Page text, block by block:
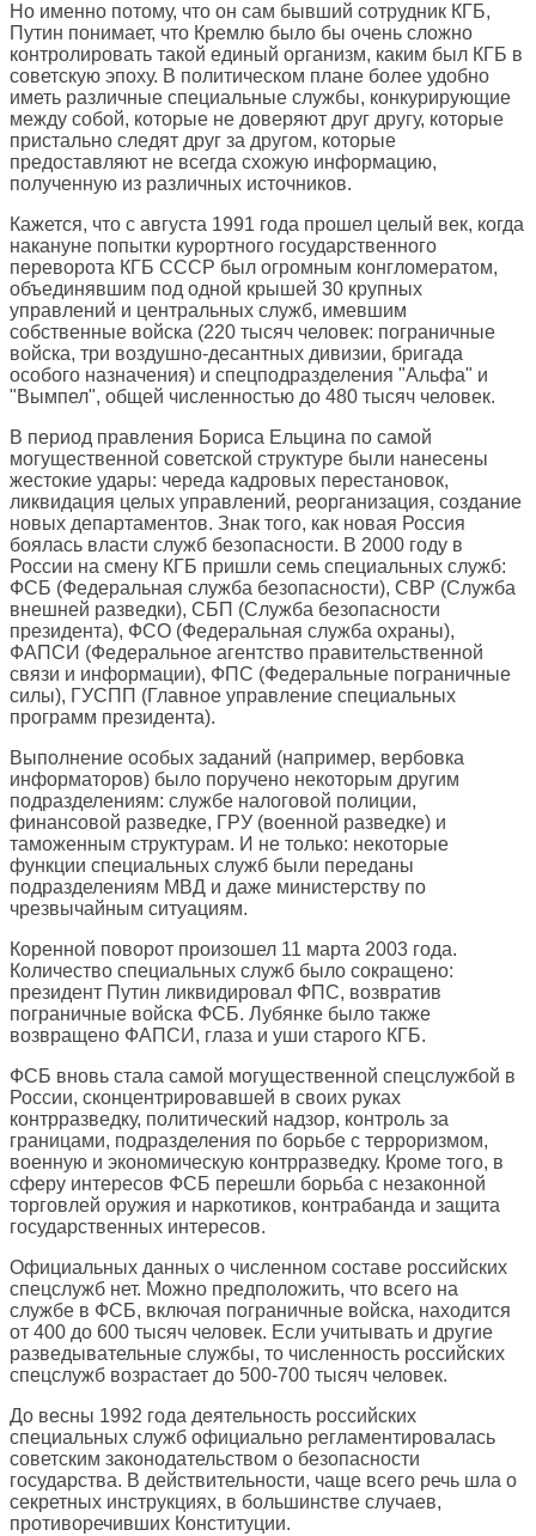
Но именно потому, что он сам бывший сотрудник КГБ,
Путин понимает, что Кремлю было бы очень сложно
контролировать такой единый организм, каким был КГБ в
советскую эпоху. В политическом плане более удобно
иметь различные специальные службы, конкурирующие
между собой, которые не доверяют друг другу, которые
пристально следят друг за другом, которые
предоставляют не всегда схожую информацию,
полученную из различных источников.
Кажется, что с августа 1991 года прошел целый век, когда
накануне попытки курортного государственного
переворота КГБ СССР был огромным конгломератом,
объединявшим под одной крышей 30 крупных
управлений и центральных служб, имевшим
собственные войска (220 тысяч человек: пограничные
войска, три воздушно-десантных дивизии, бригада
особого назначения) и спецподразделения "Альфа" и
"Вымпел", общей численностью до 480 тысяч человек.
В период правления Бориса Ельцина по самой
могущественной советской структуре были нанесены
жестокие удары: череда кадровых перестановок,
ликвидация целых управлений, реорганизация, создание
новых департаментов. Знак того, как новая Россия
боялась власти служб безопасности. В 2000 году в
России на смену КГБ пришли семь специальных служб:
ФСБ (Федеральная служба безопасности), СВР (Служба
внешней разведки), СБП (Служба безопасности
президента), ФСО (Федеральная служба охраны),
ФАПСИ (Федеральное агентство правительственной
связи и информации), ФПС (Федеральные пограничные
силы), ГУСПП (Главное управление специальных
программ президента).
Выполнение особых заданий (например, вербовка
информаторов) было поручено некоторым другим
подразделениям: службе налоговой полиции,
финансовой разведке, ГРУ (военной разведке) и
таможенным структурам. И не только: некоторые
функции специальных служб были переданы
подразделениям МВД и даже министерству по
чрезвычайным ситуациям.
Коренной поворот произошел 11 марта 2003 года.
Количество специальных служб было сокращено:
президент Путин ликвидировал ФПС, возвратив
пограничные войска ФСБ. Лубянке было также
возвращено ФАПСИ, глаза и уши старого КГБ.
ФСБ вновь стала самой могущественной спецслужбой в
России, сконцентрировавшей в своих руках
контрразведку, политический надзор, контроль за
границами, подразделения по борьбе с терроризмом,
военную и экономическую контрразведку. Кроме того, в
сферу интересов ФСБ перешли борьба с незаконной
торговлей оружия и наркотиков, контрабанда и защита
государственных интересов.
Официальных данных о численном составе российских
спецслужб нет. Можно предположить, что всего на
службе в ФСБ, включая пограничные войска, находится
от 400 до 600 тысяч человек. Если учитывать и другие
разведывательные службы, то численность российских
спецслужб возрастает до 500-700 тысяч человек.
До весны 1992 года деятельность российских
специальных служб официально регламентировалась
советским законодательством о безопасности
государства. В действительности, чаще всего речь шла о
секретных инструкциях, в большинстве случаев,
противоречивших Конституции.